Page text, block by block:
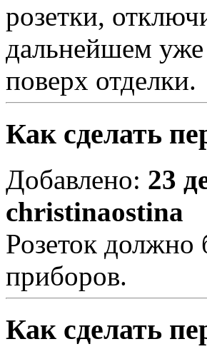
розетки,
дальнейшем
поверх отделки.
Как сделать
Добавлено: 23
christinaostina
Розеток должно
приборов.
Как сделать